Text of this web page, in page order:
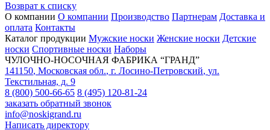
Возврат к списку
О компании О компании Производство Партнерам Доставка и
оплата Контакты
Каталог продукции Мужские носки Женские носки Детские
носки Спортивные носки Наборы
ЧУЛОЧНО-НОСОЧНАЯ ФАБРИКА “ГРАНД”
141150, Московская обл., г. Лосино-Петровский, ул.
Текстильная, д. 9
8 (800) 500-66-65 8 (495) 120-81-24
заказать обратный звонок
info@noskigrand.ru
Написать директору